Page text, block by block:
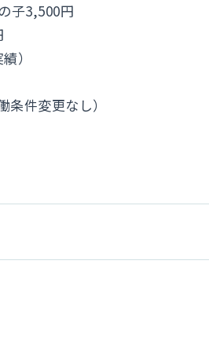
子3,500円
）
件変更なし）